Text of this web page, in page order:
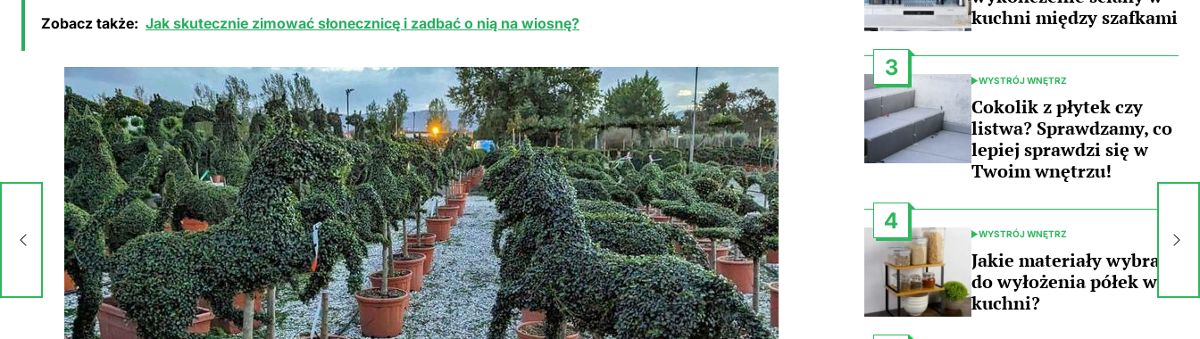
Zobacz także: Jak skutecznie zimować słonecznicę i zadbać o nią na wiosnę?
kuchni między szafkami
3
POSTED
IN
WYSTRÓJ WNĘTRZ
Cokolik z płytek czy
listwa? Sprawdzamy, co
lepiej sprawdzi się w
Twoim wnętrzu!
4
POSTED
IN
WYSTRÓJ WNĘTRZ
Jakie materiały wybrać
do wyłożenia półek w
kuchni?